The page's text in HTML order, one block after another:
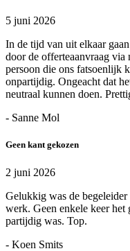
5 juni 2026
In de tijd van uit elkaar
door de offerteaanvraag via
persoon die ons fatsoenlijk
onpartijdig. Ongeacht dat
neutraal kunnen doen.
- Sanne Mol
Geen kant gekozen
2 juni 2026
Gelukkig was de
werk. Geen enkele keer
partijdig was. Top.
- Koen Smits